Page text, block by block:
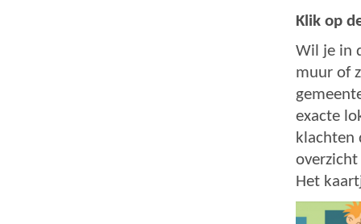
Klik op
Wil je in
muur of
exacte
klachten
Het